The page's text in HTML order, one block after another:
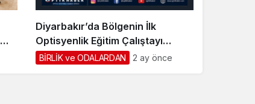
Diyarbakır’da Bölgenin İlk
Optisyenlik Eğitim Çalıştayı
Düzenlendi
BİRLİK ve ODALARDAN 2 ay önce